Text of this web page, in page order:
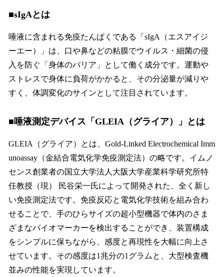
■sIgAとは
唾液に含まれる免疫たんぱくである「sIgA（エスアイジ
ーエー）」は、口や鼻などの粘膜でウイルス・細菌の侵
入を防ぐ「身体のバリア」として働く成分です。運動や
ストレスで身体に負荷がかかると、その分泌量が減りや
すく、体調変化のサインとして注目されています。
■唾液測定デバイス「GLEIA（グライア）」とは
GLEIA（グライア）とは、Gold-Linked Electrochemical Imm
unoassay（金結合電気化学免疫測定法）の略です。イムノ
センス創業者の国立大学法人大阪大学産業科学研究所特
任教授（現） 民谷栄一氏によって開発された、全く新し
い免疫測定法です。免疫反応と電気化学技術を組み合わ
せることで、手のひらサイズの超小型機器で体内のさま
ざまなバイオマーカーを検出することができ、装置構成
をシンプルに保ちながら、感度と再現性を大幅に向上さ
せています。その感度は1兆分の1グラムと、大型検査機
並みの性能を実現しています。